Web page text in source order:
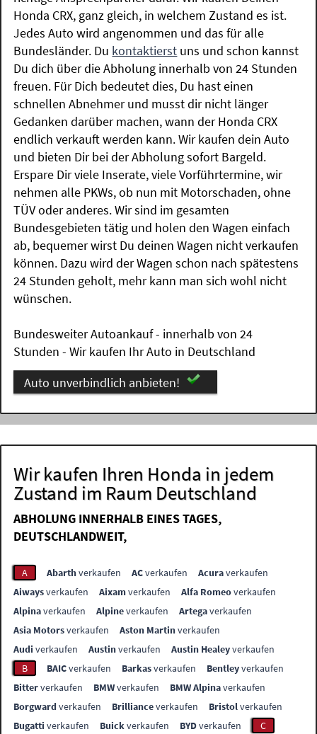
Honda CRX, ganz gleich, in welchem Zustand es ist.
Jedes Auto wird angenommen und das für alle
Bundesländer. Du kontaktierst uns und schon kannst
Du dich über die Abholung innerhalb von 24 Stunden
freuen. Für Dich bedeutet dies, Du hast einen
schnellen Abnehmer und musst dir nicht länger
Gedanken darüber machen, wann der Honda CRX
endlich verkauft werden kann. Wir kaufen dein Auto
und bieten Dir bei der Abholung sofort Bargeld.
Erspare Dir viele Inserate, viele Vorführtermine, wir
nehmen alle PKWs, ob nun mit Motorschaden, ohne
TÜV oder anderes. Wir sind im gesamten
Bundesgebieten tätig und holen den Wagen einfach
ab, bequemer wirst Du deinen Wagen nicht verkaufen
können. Dazu wird der Wagen schon nach spätestens
24 Stunden geholt, mehr kann man sich wohl nicht
wünschen.
Bundesweiter Autoankauf - innerhalb von 24
Stunden - Wir kaufen Ihr Auto in Deutschland
Auto unverbindlich anbieten!
Wir kaufen Ihren Honda in jedem
Zustand im Raum Deutschland
ABHOLUNG INNERHALB EINES TAGES,
DEUTSCHLANDWEIT,
A Abarthverkaufen ACverkaufen Acuraverkaufen
Aiwaysverkaufen Aixamverkaufen Alfa Romeoverkaufen
Alpinaverkaufen Alpineverkaufen Artegaverkaufen
Asia Motorsverkaufen Aston Martinverkaufen
Audi verkaufen Austinverkaufen Austin Healeyverkaufen
B
BAICverkaufen Barkasverkaufen Bentleyverkaufen
Bitterverkaufen BMWverkaufen BMW Alpinaverkaufen
Borgwardverkaufen Brillianceverkaufen Bristolverkaufen
Bugatti verkaufen Buickverkaufen BYDverkaufen C